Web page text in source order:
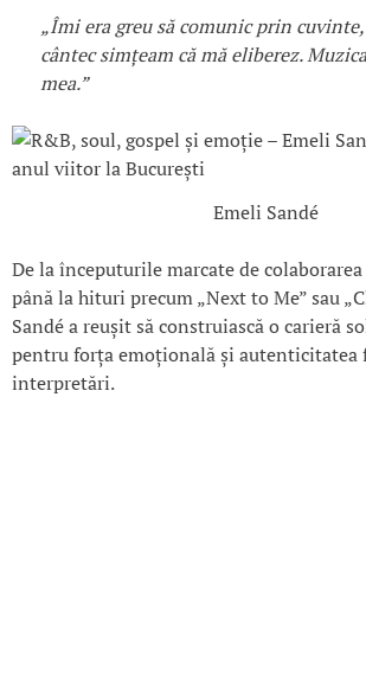
„Îmi era greu să comunic prin
cântec simțeam că mă eliberez.
mea.”
Emeli Sandé
De la începuturile marcate de
până la hituri precum „Next to Me” sau
Sandé a reușit să construiască o carieră
pentru forța emoțională și autenticitatea
interpretări.